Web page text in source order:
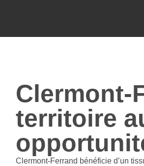
Clermont-
territoire
Clermont-Ferrand bénéficie d’un